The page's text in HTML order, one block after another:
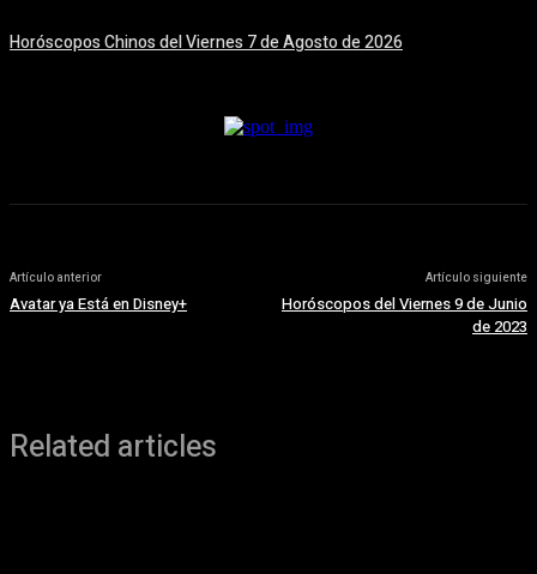
Horóscopos Chinos del Viernes 7 de Agosto de 2026
Artículo anterior
Avatar ya Está en Disney+
Artículo siguiente
Horóscopos del Viernes 9 de Junio
de 2023
Related articles